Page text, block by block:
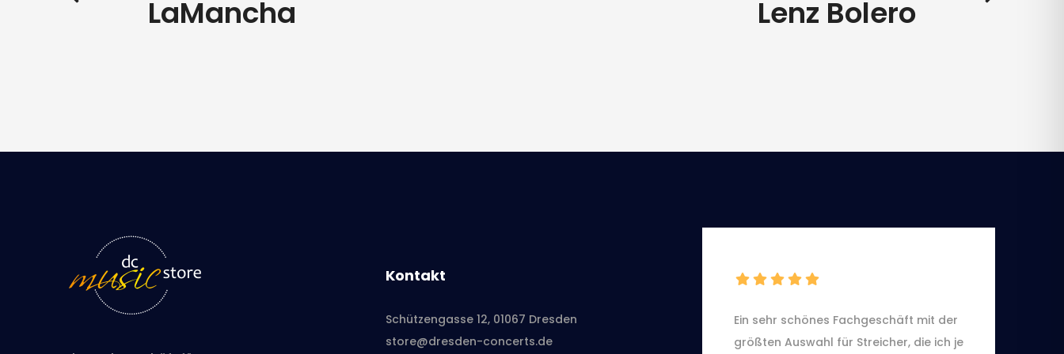
LaMancha Lenz Bolero
Kontakt
Schützengasse 12, 01067 Dresden
store@dresden-concerts.de
Ein sehr schönes Fachgeschäft mit der
größten Auswahl für Streicher, die ich je